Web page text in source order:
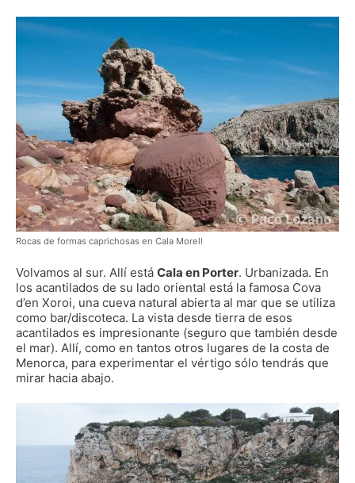
Rocas de formas caprichosas en Cala Morell
Volvamos al sur. Allí está Cala en Porter. Urbanizada. En
los acantilados de su lado oriental está la famosa Cova
d’en Xoroi, una cueva natural abierta al mar que se utiliza
como bar/discoteca. La vista desde tierra de esos
acantilados es impresionante (seguro que también desde
el mar). Allí, como en tantos otros lugares de la costa de
Menorca, para experimentar el vértigo sólo tendrás que
mirar hacia abajo.